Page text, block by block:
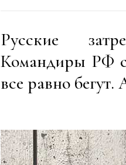
Русские
Командиры РФ
все равно бегут.